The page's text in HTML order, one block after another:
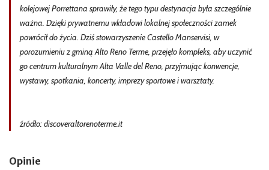
kolejowej Porrettana sprawiły, że tego typu destynacja była szczególnie
ważna. Dzięki prywatnemu wkładowi lokalnej społeczności zamek
powrócił do życia. Dziś stowarzyszenie Castello Manservisi, w
porozumieniu z gminą Alto Reno Terme, przejęło kompleks, aby uczynić
go centrum kulturalnym Alta Valle del Reno, przyjmując konwencje,
wystawy, spotkania, koncerty, imprezy sportowe i warsztaty.
źródło: discoveraltorenoterme.it
Opinie